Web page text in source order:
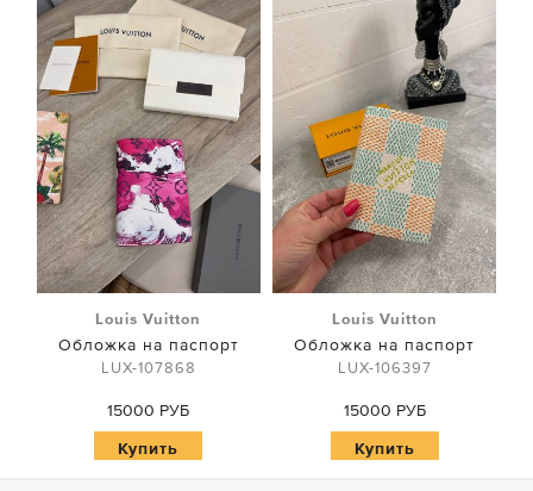
Louis Vuitton
Обложка на паспорт
LUX-107868
15000 РУБ
Купить
Louis Vuitton
Обложка на паспорт
LUX-106397
15000 РУБ
Купить